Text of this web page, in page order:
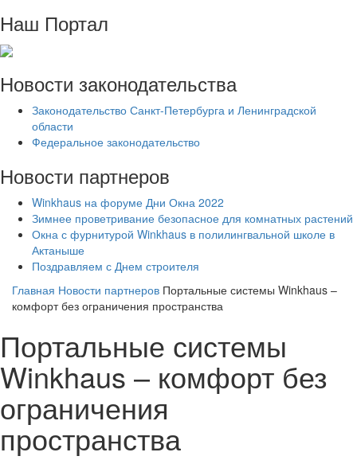
Наш Портал
Новости законодательства
Законодательство Санкт-Петербурга и Ленинградской
области
Федеральное законодательство
Новости партнеров
Winkhaus на форуме Дни Окна 2022
Зимнее проветривание безопасное для комнатных растений
Окна с фурнитурой Winkhaus в полилингвальной школе в
Актаныше
Поздравляем с Днем строителя
Главная Новости партнеров Портальные системы Winkhaus –
комфорт без ограничения пространства
Портальные системы
Winkhaus – комфорт без
ограничения
пространства